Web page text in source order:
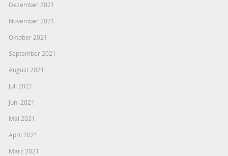
Dezember 2021
November 2021
Oktober 2021
September 2021
August 2021
Juli 2021
Juni 2021
Mai 2021
April 2021
März 2021